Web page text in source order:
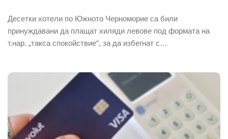
Десетки хотели по Южното Черноморие са били
принуждавани да плащат хиляди левове под формата на
т.нар. „такса спокойствие“, за да избегнат с…